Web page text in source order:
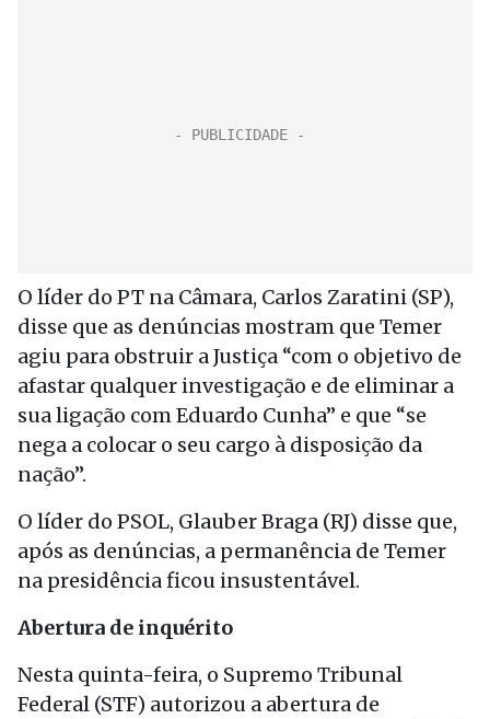
O líder do PT na Câmara, Carlos Zaratini (SP),
disse que as denúncias mostram que Temer
agiu para obstruir a Justiça “com o objetivo de
afastar qualquer investigação e de eliminar a
sua ligação com Eduardo Cunha” e que “se
nega a colocar o seu cargo à disposição da
nação”.
O líder do PSOL, Glauber Braga (RJ) disse que,
após as denúncias, a permanência de Temer
na presidência ficou insustentável.
Abertura de inquérito
Nesta quinta-feira, o Supremo Tribunal
Federal (STF) autorizou a abertura de